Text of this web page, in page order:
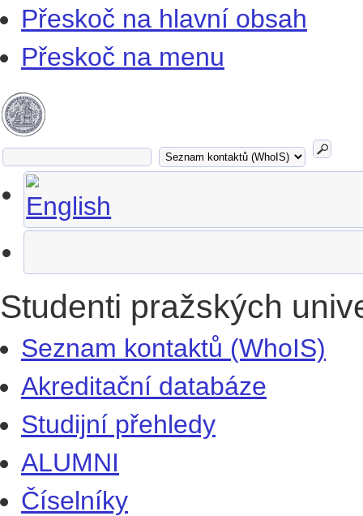
Přeskoč na hlavní obsah
Přeskoč na menu
Studenti pražských
Seznam kontaktů (WhoIS)
Akreditační databáze
Studijní přehledy
ALUMNI
Číselníky